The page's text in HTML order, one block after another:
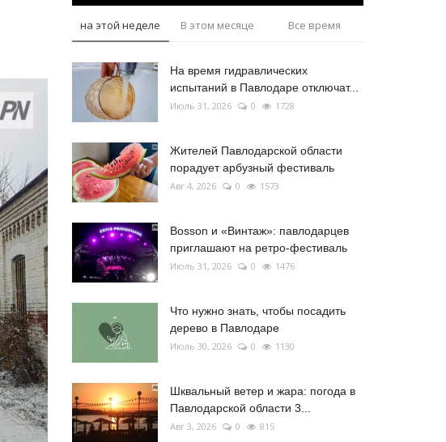
на этой неделе В этом месяце Все время
На время гидравлических
испытаний в Павлодаре отключат...
Июль 31, 2026 0 1728
Жителей Павлодарской области
порадует арбузный фестиваль
Авг 4, 2026 0 1573
Bosson и «Винтаж»: павлодарцев
приглашают на ретро-фестиваль
Июль 31, 2026 0 1476
Что нужно знать, чтобы посадить
дерево в Павлодаре
Июль 30, 2026 0 1130
Шквальный ветер и жара: погода в
Павлодарской области 3...
Авг 3, 2026 0 815